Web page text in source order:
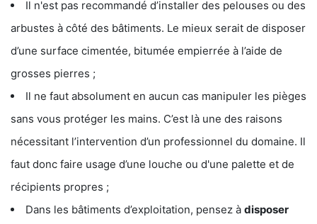
Il n'est pas recommandé d’installer des pelouses ou des
arbustes à côté des bâtiments. Le mieux serait de disposer
d’une surface cimentée, bitumée empierrée à l’aide de
grosses pierres ;
Il ne faut absolument en aucun cas manipuler les pièges
sans vous protéger les mains. C’est là une des raisons
nécessitant l’intervention d’un professionnel du domaine. Il
faut donc faire usage d’une louche ou d'une palette et de
récipients propres ;
Dans les bâtiments d’exploitation, pensez à disposer